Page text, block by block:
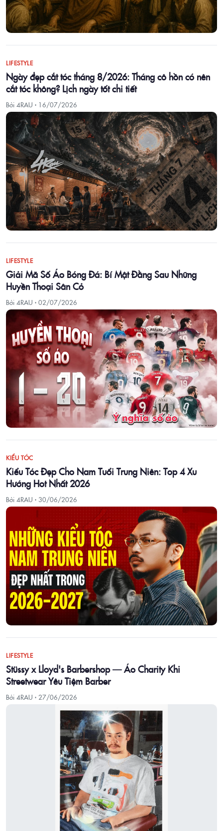
LIFESTYLE
Ngày đẹp cắt tóc tháng 8/2026: Tháng cô hồn có nên
cắt tóc không? Lịch ngày tốt chi tiết
Bởi 4RAU · 16/07/2026
LIFESTYLE
Giải Mã Số Áo Bóng Đá: Bí Mật Đằng Sau Những
Huyền Thoại Sân Cỏ
Bởi 4RAU · 02/07/2026
KIỂU TÓC
Kiểu Tóc Đẹp Cho Nam Tuổi Trung Niên: Top 4 Xu
Hướng Hot Nhất 2026
Bởi 4RAU · 30/06/2026
LIFESTYLE
Stüssy x Lloyd's Barbershop — Áo Charity Khi
Streetwear Yêu Tiệm Barber
Bởi 4RAU · 27/06/2026